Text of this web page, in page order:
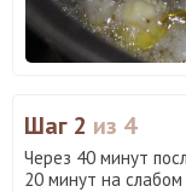
Шаг 2 из 4
Через 40 минут
20 минут на слабом